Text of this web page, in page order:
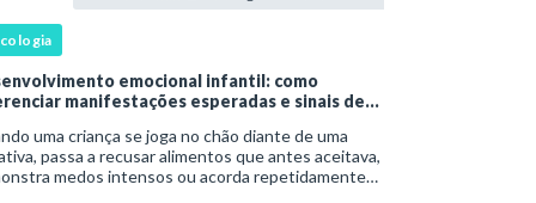
emocional infantil: como
manifestações esperadas e sinais de
uma criança se joga no chão diante de uma
passa a recusar alimentos que antes aceitava,
medos intensos ou acorda repetidamente